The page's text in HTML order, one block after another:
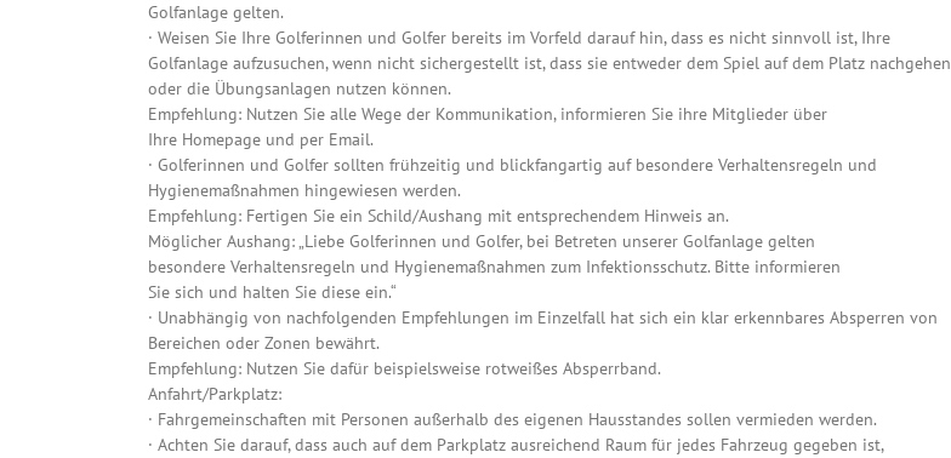
Golfanlage gelten.
· Weisen Sie Ihre Golferinnen und Golfer bereits im Vorfeld darauf hin, dass es nicht sinnvoll ist, Ihre
Golfanlage aufzusuchen, wenn nicht sichergestellt ist, dass sie entweder dem Spiel auf dem Platz nachgehen
oder die Übungsanlagen nutzen können.
Empfehlung: Nutzen Sie alle Wege der Kommunikation, informieren Sie ihre Mitglieder über
Ihre Homepage und per Email.
· Golferinnen und Golfer sollten frühzeitig und blickfangartig auf besondere Verhaltensregeln und
Hygienemaßnahmen hingewiesen werden.
Empfehlung: Fertigen Sie ein Schild/Aushang mit entsprechendem Hinweis an.
Möglicher Aushang: „Liebe Golferinnen und Golfer, bei Betreten unserer Golfanlage gelten
besondere Verhaltensregeln und Hygienemaßnahmen zum Infektionsschutz. Bitte informieren
Sie sich und halten Sie diese ein.“
· Unabhängig von nachfolgenden Empfehlungen im Einzelfall hat sich ein klar erkennbares Absperren von
Bereichen oder Zonen bewährt.
Empfehlung: Nutzen Sie dafür beispielsweise rotweißes Absperrband.
Anfahrt/Parkplatz:
· Fahrgemeinschaften mit Personen außerhalb des eigenen Hausstandes sollen vermieden werden.
· Achten Sie darauf, dass auch auf dem Parkplatz ausreichend Raum für jedes Fahrzeug gegeben ist,